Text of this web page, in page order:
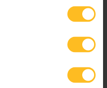
con tu Pase
del IC Direct es: